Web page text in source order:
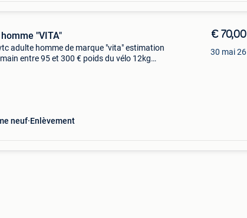
"VITA"
adulte homme de marque "vita" estimation
entre 95 et 300 € poids du vélo 12kg
neuf Enlèvement
€ 70,00
30 mai 26